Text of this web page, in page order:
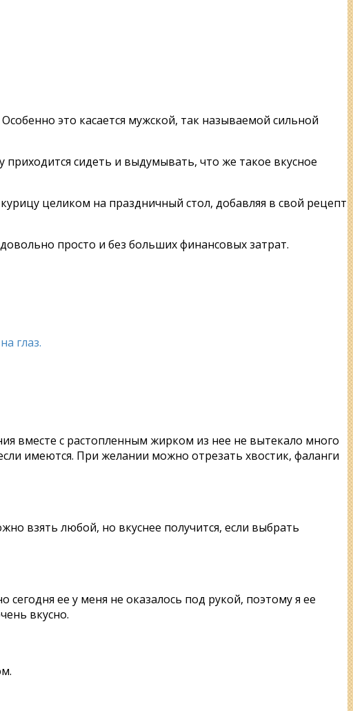
это касается мужской, так называемой сильной
сидеть и выдумывать, что же такое вкусное
целиком на праздничный стол, добавляя в свой рецепт
просто и без больших финансовых затрат.
глаз.
вместе с растопленным жирком из нее не вытекало много
имеются. При желании можно отрезать хвостик, фаланги
взять любой, но вкуснее получится, если выбрать
ее у меня не оказалось под рукой, поэтому я ее
вкусно.